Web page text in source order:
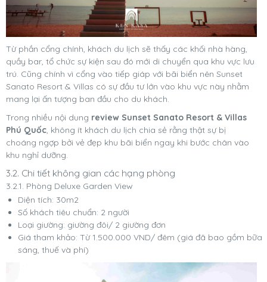
Từ phần cổng chính, khách du lịch sẽ thấy các khối nhà hàng,
quầy bar, tổ chức sự kiện sau đó mới di chuyển qua khu vực lưu
trú. Cũng chính vì cổng vào tiếp giáp với bãi biển nên Sunset
Sanato Resort & Villas có sự đầu tư lớn vào khu vực này nhằm
mang lại ấn tượng ban đầu cho du khách.
Trong nhiều nội dung review Sunset Sanato Resort & Villas
Phú Quốc, không ít khách du lịch chia sẻ rằng thật sự bị
choáng ngợp bởi vẻ đẹp khu bãi biển ngay khi bước chân vào
khu nghỉ dưỡng.
3.2. Chi tiết không gian các hạng phòng
3.2.1. Phòng Deluxe Garden View
Diện tích: 30m2
Số khách tiêu chuẩn: 2 người
Loại giường: giường đôi/ 2 giường đơn
Giá tham khảo: Từ 1.500.000 VND/ đêm (giá đã bao gồm bữa
sáng, thuế và phí)